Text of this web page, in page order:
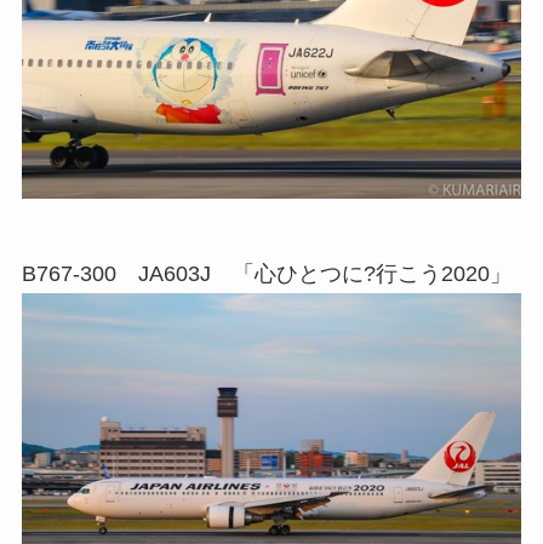
B767-300 JA603J 「心ひとつに?行こう2020」